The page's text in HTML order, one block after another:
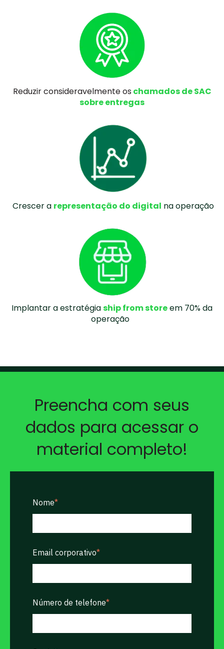
Reduzir consideravelmente os chamados de SAC
sobre entregas
Crescer a representação do digital na operação
Implantar a estratégiaship from storeem 70% da
operação
Preencha com seus
dados para acessar o
material completo!
Nome*
Email corporativo*
Número de telefone*